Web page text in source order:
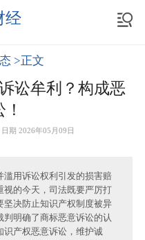
经
>正文
讼牟利？构成恶
日期 2026年05月09日
滥用诉讼权利引发的损害赔
视的今天，司法既要严厉打
坚决防止知识产权制度被异
明确了商标恶意诉讼的认
识产权恶意诉讼，维护诚